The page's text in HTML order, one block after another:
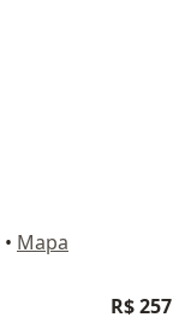
• Mapa
R$ 257